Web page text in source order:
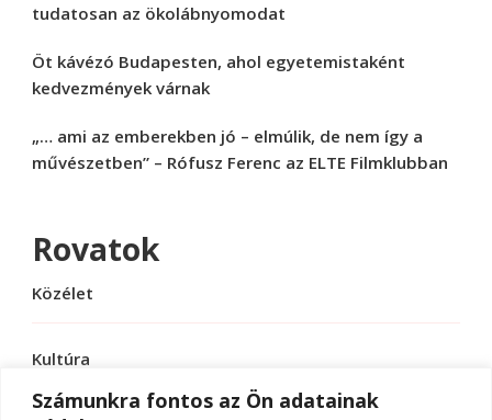
Számunkra fontos az Ön adatainak
tudatosan az ökolábnyomodat
Öt kávézó Budapesten, ahol egyetemistaként
kedvezmények várnak
„… ami az emberekben jó – elmúlik, de nem így a
művészetben” – Rófusz Ferenc az ELTE Filmklubban
Rovatok
Közélet
Kultúra